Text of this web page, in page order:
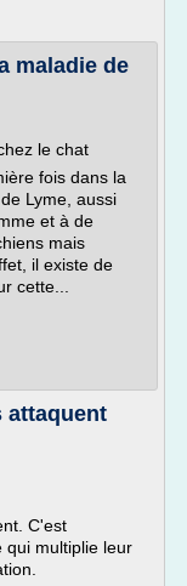
maladie de
le chat
fois dans la
Lyme, aussi
et à de
mais
il existe de
cette...
attaquent
C'est
qui multiplie leur